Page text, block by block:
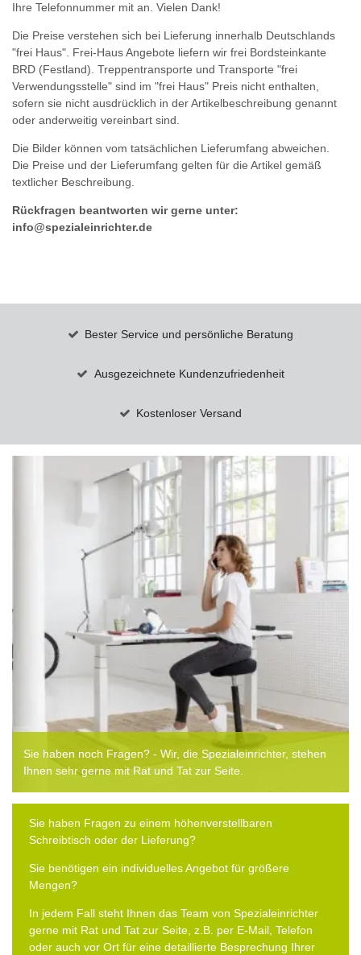
Ihre Telefonnummer mit an. Vielen Dank!
Die Preise verstehen sich bei Lieferung innerhalb Deutschlands
"frei Haus". Frei-Haus Angebote liefern wir frei Bordsteinkante
BRD (Festland). Treppentransporte und Transporte "frei
Verwendungsstelle" sind im "frei Haus" Preis nicht enthalten,
sofern sie nicht ausdrücklich in der Artikelbeschreibung genannt
oder anderweitig vereinbart sind.
Die Bilder können vom tatsächlichen Lieferumfang abweichen.
Die Preise und der Lieferumfang gelten für die Artikel gemäß
textlicher Beschreibung.
Rückfragen beantworten wir gerne unter:
info@spezialeinrichter.de
Bester Service und persönliche Beratung
Ausgezeichnete Kundenzufriedenheit
Kostenloser Versand
Sie haben noch Fragen? - Wir, die Spezialeinrichter, stehen
Ihnen sehr gerne mit Rat und Tat zur Seite.
Sie haben Fragen zu einem höhenverstellbaren
Schreibtisch oder der Lieferung?
Sie benötigen ein individuelles Angebot für größere
Mengen?
In jedem Fall steht Ihnen das Team von Spezialeinrichter
gerne mit Rat und Tat zur Seite, z.B. per E-Mail, Telefon
oder auch vor Ort für eine detaillierte Besprechung Ihrer